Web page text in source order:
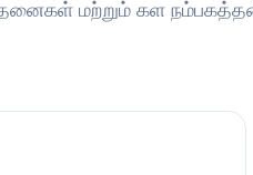
மற்றும் கள